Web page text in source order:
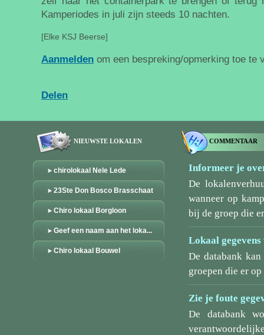
Kamperiodes in juli zijn steeds 10 nachten.
[Elke KSJ Beerse]
Aanmelden om een bespreking/opmerking toe te
Delen
NIEUWSTE LOKALEN
chirolokaal Nele Lede
23Ste Don Bosco Brasschaat
Chiro lokaal Borgloon
Geef een naam aan het loka...
Chiro lokaal Bouwel
COMMENTAAR
Informeer je
De
wanneer op
bij de groep die
Lokaal
De databank
groepen die er
Zie je foute
De databank